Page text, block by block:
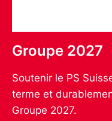
Groupe 2027
Soutenir le PS
terme et
Groupe 2027.